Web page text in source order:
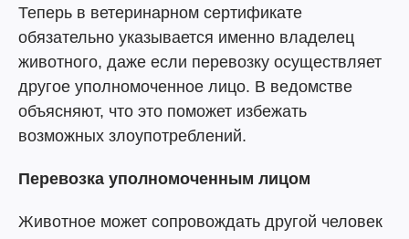
Теперь в ветеринарном сертификате
обязательно указывается именно владелец
животного, даже если перевозку осуществляет
другое уполномоченное лицо. В ведомстве
объясняют, что это поможет избежать
возможных злоупотреблений.
Перевозка уполномоченным лицом
Животное может сопровождать другой человек